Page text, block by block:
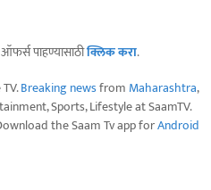
ऑफर्स पाहण्यासाठीक्लिक करा.
Breaking newsfrom Maharashtra,
Sports, Lifestyle at SaamTV.
the Saam Tv app forAndroid